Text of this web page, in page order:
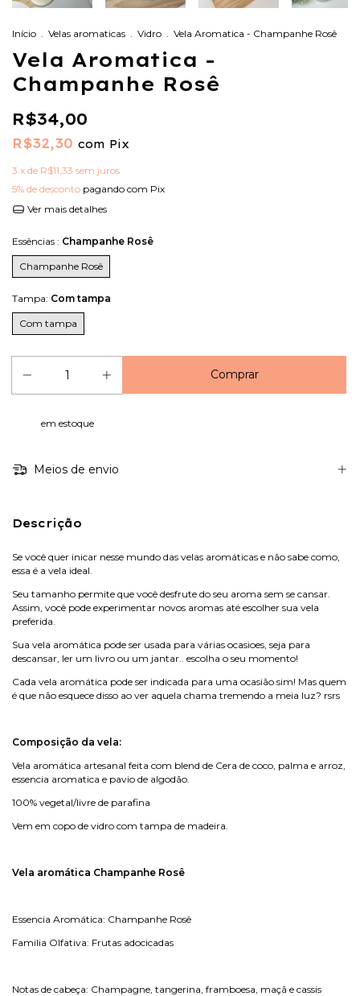
Início . Velas aromaticas . Vidro . Vela Aromatica - Champanhe Rosê
Vela Aromatica -
Champanhe Rosê
R$34,00
R$32,30 com Pix
3 x de R$11,33 sem juros
5% de desconto pagando com Pix
Ver mais detalhes
Essências : Champanhe Rosê
Champanhe Rosê
Tampa: Com tampa
Com tampa
em estoque
Meios de envio
Descrição
Se você quer inicar nesse mundo das velas aromáticas e não sabe como,
essa é a vela ideal.
Seu tamanho permite que você desfrute do seu aroma sem se cansar.
Assim, você pode experimentar novos aromas até escolher sua vela
preferida.
Sua vela aromática pode ser usada para várias ocasioes, seja para
descansar, ler um livro ou um jantar.. escolha o seu momento!
Cada vela aromática pode ser indicada para uma ocasião sim! Mas quem
é que não esquece disso ao ver aquela chama tremendo a meia luz? rsrs
Composição da vela:
Vela aromática artesanal feita com blend de Cera de coco, palma e arroz,
essencia aromatica e pavio de algodão.
100% vegetal/livre de parafina
Vem em copo de vidro com tampa de madeira.
Vela aromática Champanhe Rosê
Essencia Aromática: Champanhe Rosê
Familia Olfativa: Frutas adocicadas
Notas de cabeça: Champagne, tangerina, framboesa, maçã e cassis